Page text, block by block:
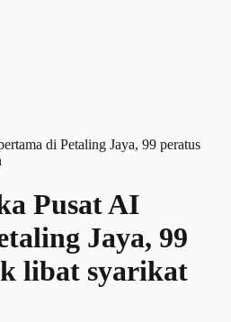
Pusat AI
Jaya, 99
libat syarikat